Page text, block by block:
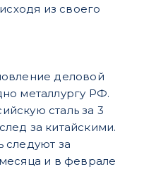
из своего
деловой
металлургу РФ.
сталь за 3
за китайскими.
следуют за
и в феврале